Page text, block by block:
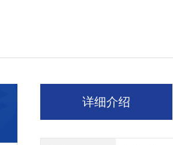
详细介绍